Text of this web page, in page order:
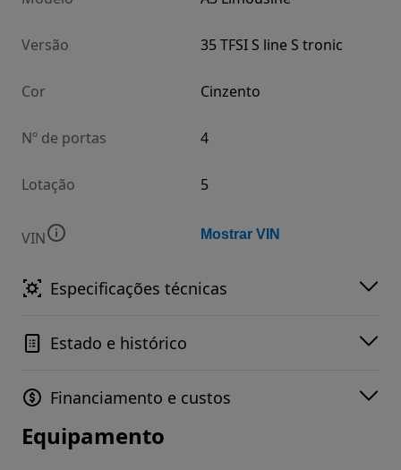
Versão 35 TFSI S line S tronic
Cor Cinzento
Nº de portas 4
Lotação 5
VIN Mostrar VIN
Especificações técnicas
Estado e histórico
Financiamento e custos
Equipamento